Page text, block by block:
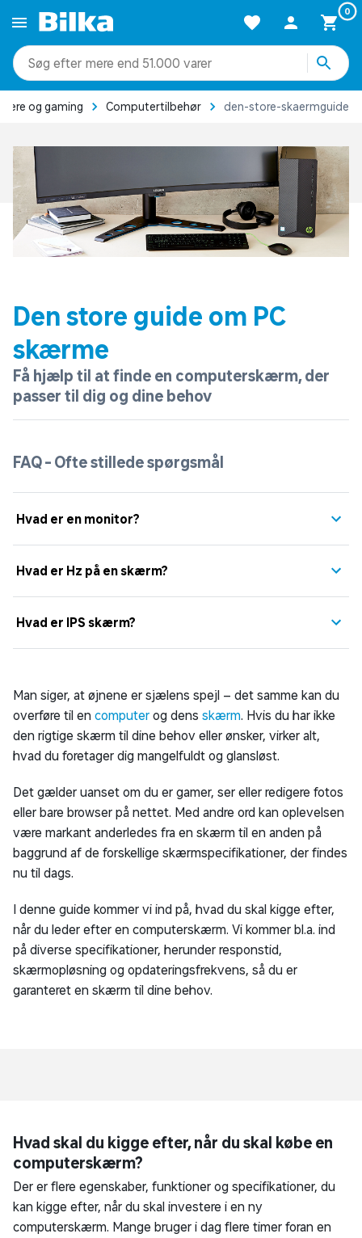
0
mere end 51.000 varer
og gaming Computertilbehør den-store-skaermguide
Den store guide om PC
skærme
Få hjælp til at finde en computerskærm, der
passer til dig og dine behov
FAQ - Ofte stillede spørgsmål
Hvad er en monitor?
Hvad er Hz på en skærm?
Hvad er IPS skærm?
Man siger, at øjnene er sjælens spejl – det samme kan du
overføre til en computer og dens skærm. Hvis du har ikke
den rigtige skærm til dine behov eller ønsker, virker alt,
hvad du foretager dig mangelfuldt og glansløst.
Det gælder uanset om du er gamer, ser eller redigere fotos
eller bare browser på nettet. Med andre ord kan oplevelsen
være markant anderledes fra en skærm til en anden på
baggrund af de forskellige skærmspecifikationer, der findes
nu til dags.
I denne guide kommer vi ind på, hvad du skal kigge efter,
når du leder efter en computerskærm. Vi kommer bl.a. ind
på diverse specifikationer, herunder responstid,
skærmopløsning og opdateringsfrekvens, så du er
garanteret en skærm til dine behov.
Hvad skal du kigge efter, når du skal købe en
computerskærm?
Der er flere egenskaber, funktioner og specifikationer, du
kan kigge efter, når du skal investere i en ny
computerskærm. Mange bruger i dag flere timer foran en